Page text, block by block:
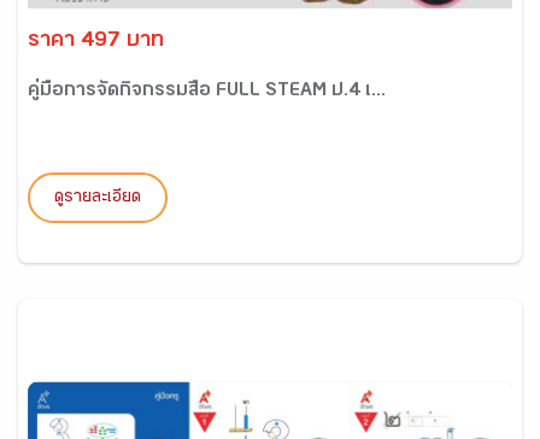
ราคา 497 บาท
คู่มือการจัดกิจกรรมสื่อ FULL STEAM ป.4 เ...
ดูรายละเอียด